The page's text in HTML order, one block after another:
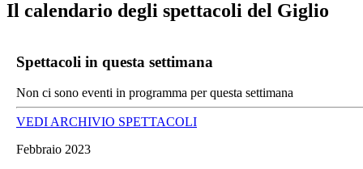
Il calendario degli spettacoli del Giglio
Spettacoli in questa settimana
Non ci sono eventi in programma per questa settimana
VEDI ARCHIVIO SPETTACOLI
Febbraio 2023